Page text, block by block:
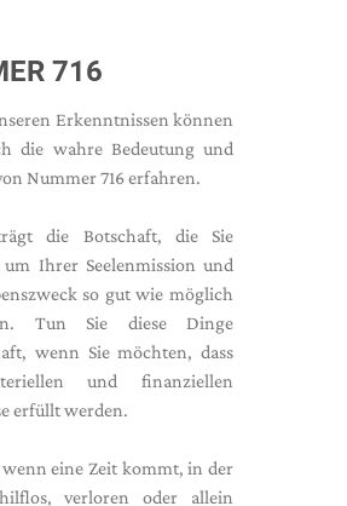
716
Erkenntnissen können
die wahre Bedeutung und
Nummer 716 erfahren.
die Botschaft, die Sie
um Ihrer Seelenmission und
so gut wie möglich
Tun Sie diese Dinge
wenn Sie möchten, dass
und finanziellen
erfüllt werden.
wenn eine Zeit kommt, in der
verloren oder allein